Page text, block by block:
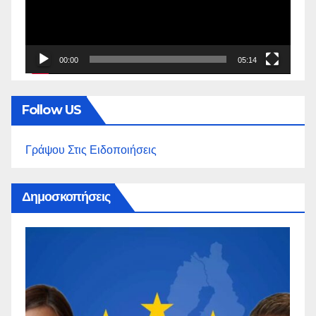
00:00 05:14
Follow US
Γράψου Στις Ειδοποιήσεις
Δημοσκοπήσεις